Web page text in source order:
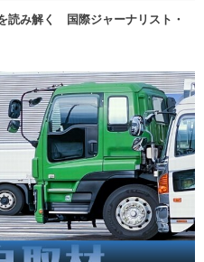
読み解く 国際ジャーナリスト・